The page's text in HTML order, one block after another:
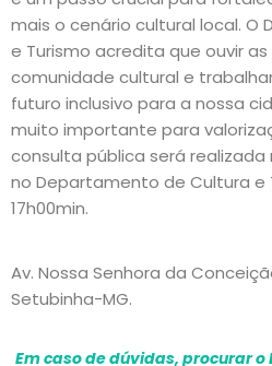
mais o cenário cultural local.
e Turismo acredita que ouvir
comunidade cultural e
futuro inclusivo para a nossa
muito importante para
consulta pública será realizada
no Departamento de Cultura e
17h00min.
Av. Nossa Senhora da
Setubinha-MG.
Em caso de dúvidas, procurar